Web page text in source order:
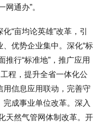
网通办”。
“亩均论英雄”改革，引
优势企业集中。深化“标
推行“标准地”，推广应用
程，提升全省一体化公
信息应用联动，完善守
成事业单位改革。深入
天然气管网体制改革。开